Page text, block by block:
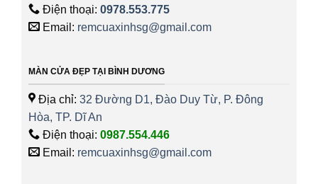
Điện thoại: 0978.553.775
Email: remcuaxinhsg@gmail.com
MÀN CỬA ĐẸP TẠI BÌNH DƯƠNG
Địa chỉ: 32 Đường D1, Đào Duy Từ, P. Đông
Hòa, TP. Dĩ An
Điện thoại: 0987.554.446
Email: remcuaxinhsg@gmail.com